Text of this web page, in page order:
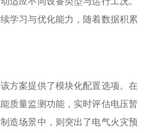
学习与优化能力，随着数据积累
方案提供了模块化配置选项。在
质量监测功能，实时评估电压暂
造场景中，则突出了电气火灾预